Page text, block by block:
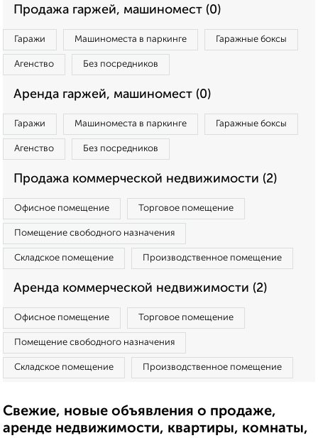
Продажа гаржей, машиномест (0)
Гаражи Машиноместа в паркинге Гаражные боксы
Агенство Без посредников
Аренда гаржей, машиномест (0)
Гаражи Машиноместа в паркинге Гаражные боксы
Агенство Без посредников
Продажа коммерческой недвижимости (2)
Офисное помещение Торговое помещение
Помещение свободного назначения
Складское помещение Производственное помещение
Аренда коммерческой недвижимости (2)
Офисное помещение Торговое помещение
Помещение свободного назначения
Складское помещение Производственное помещение
Свежие, новые объявления о продаже,
аренде недвижимости, квартиры, комнаты,